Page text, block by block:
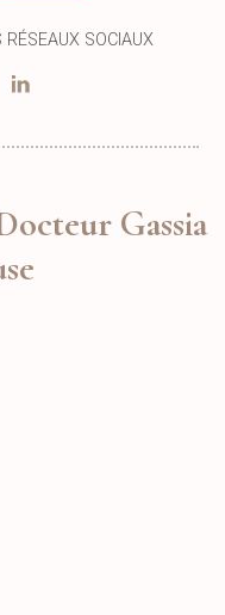
SOCIAUX
Gassia